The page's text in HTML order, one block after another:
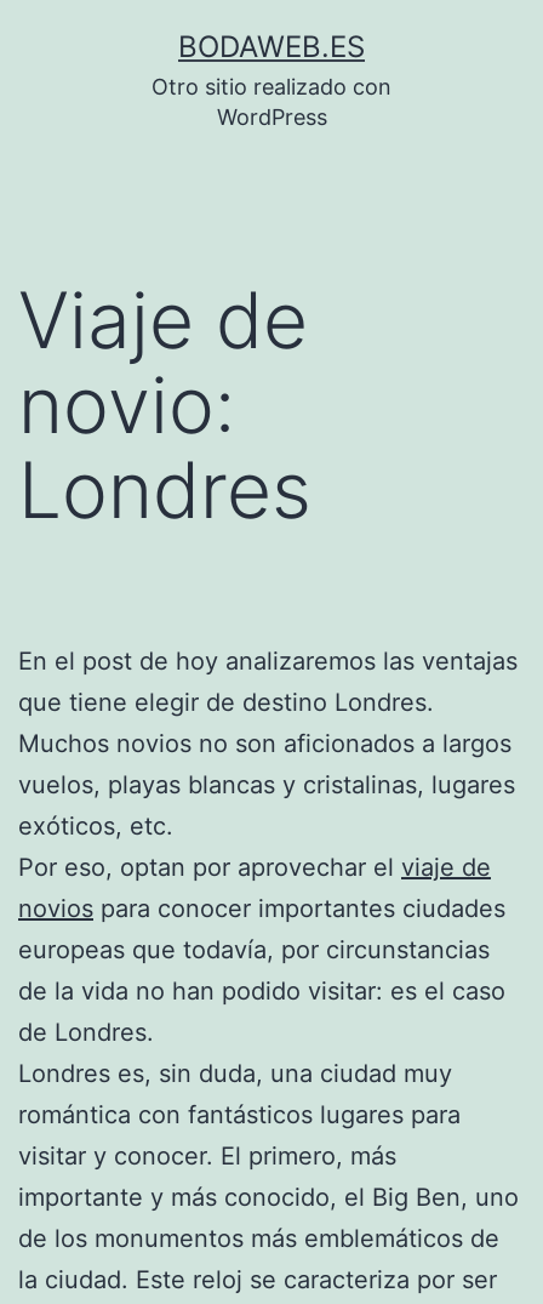
BODAWEB.ES
Otro sitio realizado con
WordPress
Viaje de
novio:
Londres
En el post de hoy analizaremos las ventajas
que tiene elegir de destino Londres.
Muchos novios no son aficionados a largos
vuelos, playas blancas y cristalinas, lugares
exóticos, etc.
Por eso, optan por aprovechar el viaje de
novios para conocer importantes ciudades
europeas que todavía, por circunstancias
de la vida no han podido visitar: es el caso
de Londres.
Londres es, sin duda, una ciudad muy
romántica con fantásticos lugares para
visitar y conocer. El primero, más
importante y más conocido, el Big Ben, uno
de los monumentos más emblemáticos de
la ciudad. Este reloj se caracteriza por ser